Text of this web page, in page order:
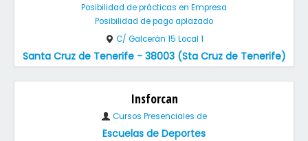
Posibilidad de prácticas en Empresa
Posibilidad de pago aplazado
C/ Galcerán 15 Local 1
Santa Cruz de Tenerife - 38003 (Sta Cruz de Tenerife)
Insforcan
Cursos Presenciales de
Escuelas de Deportes